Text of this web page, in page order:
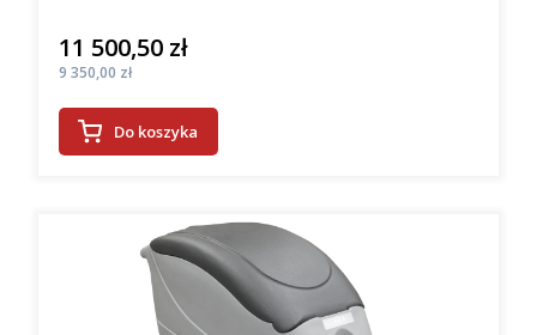
Cena
11 500,50 zł
Cena
9 350,00 zł
Do koszyka